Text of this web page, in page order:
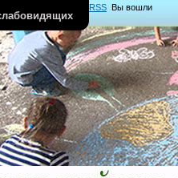
RSS Вы вошли
Группа "Гости"